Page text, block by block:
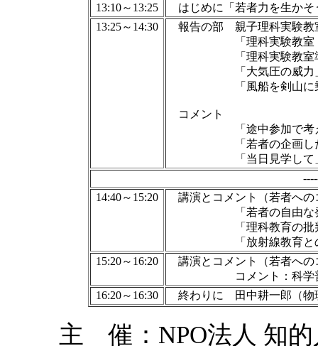
13:10～13:25
はじめに「若者力を生か
13:25～14:30
報告の部
親子理科実験教
「理科実験教室・・
「理科実験教室準備
「大気圧の威力」
「風船を剣山に乗
コメント
「途中参加で考えた
「若者の企画した実験
「当日見学して」 松林
14:40～15:20
講演とコメント（若者への
「若者の自由な発想
「理科教育の批判と創
「放射線教育とのかか
15:20～16:20
講演とコメント（若者への
コメント：科学普及員
16:20～16:30
終わりに 田中耕一郎（
主 催：NPO法人 知